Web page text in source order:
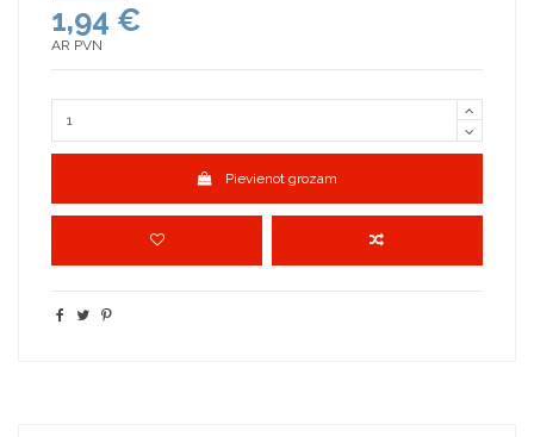
1,94 €
AR PVN
Pievienot grozam